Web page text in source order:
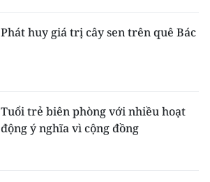
Phát huy giá trị cây sen trên quê Bác
Tuổi trẻ biên phòng với nhiều hoạt
động ý nghĩa vì cộng đồng